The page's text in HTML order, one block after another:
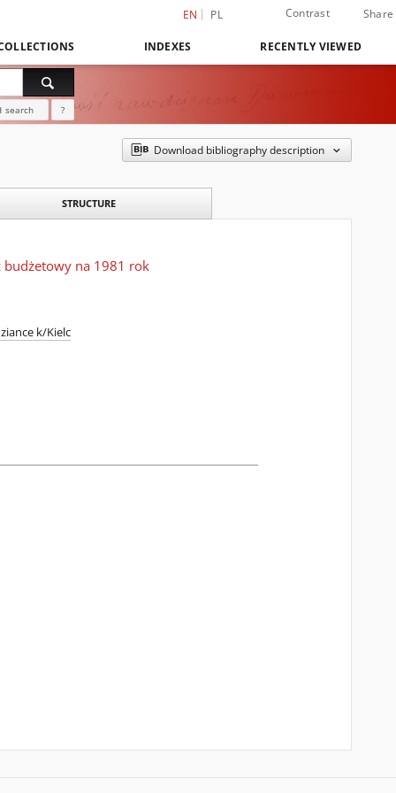
EN PL Contrast Share
INDEXES RECENTLY VIEWED
search ?
Download bibliography description
STRUCTURE
budżetowy na 1981 rok
k/Kielc